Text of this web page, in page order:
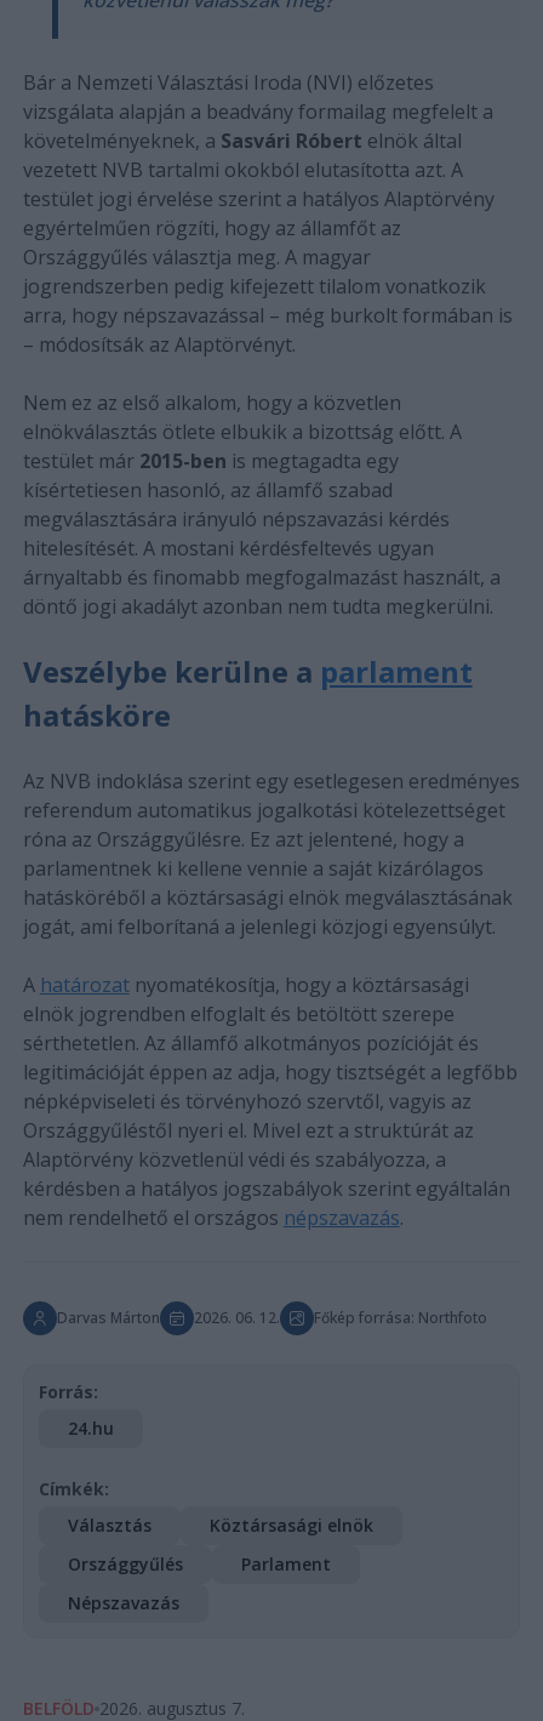
Bár a Nemzeti Választási Iroda (NVI) előzetes
vizsgálata alapján a beadvány formailag megfelelt a
követelményeknek, a Sasvári Róbert elnök által
vezetett NVB tartalmi okokból elutasította azt. A
testület jogi érvelése szerint a hatályos Alaptörvény
egyértelműen rögzíti, hogy az államfőt az
Országgyűlés választja meg. A magyar
jogrendszerben pedig kifejezett tilalom vonatkozik
arra, hogy népszavazással – még burkolt formában is
– módosítsák az Alaptörvényt.
Nem ez az első alkalom, hogy a közvetlen
elnökválasztás ötlete elbukik a bizottság előtt. A
testület már 2015-ben is megtagadta egy
kísértetiesen hasonló, az államfő szabad
megválasztására irányuló népszavazási kérdés
hitelesítését. A mostani kérdésfeltevés ugyan
árnyaltabb és finomabb megfogalmazást használt, a
döntő jogi akadályt azonban nem tudta megkerülni.
Veszélybe kerülne a parlament
hatásköre
Az NVB indoklása szerint egy esetlegesen eredményes
referendum automatikus jogalkotási kötelezettséget
róna az Országgyűlésre. Ez azt jelentené, hogy a
parlamentnek ki kellene vennie a saját kizárólagos
hatásköréből a köztársasági elnök megválasztásának
jogát, ami felborítaná a jelenlegi közjogi egyensúlyt.
A határozatnyomatékosítja, hogy a köztársasági
elnök jogrendben elfoglalt és betöltött szerepe
sérthetetlen. Az államfő alkotmányos pozícióját és
legitimációját éppen az adja, hogy tisztségét a legfőbb
népképviseleti és törvényhozó szervtől, vagyis az
Országgyűléstől nyeri el. Mivel ezt a struktúrát az
Alaptörvény közvetlenül védi és szabályozza, a
kérdésben a hatályos jogszabályok szerint egyáltalán
nem rendelhető el országos népszavazás.
Darvas Márton 2026. 06. 12. Főkép forrása: Northfoto
Forrás:
24.hu
Címkék:
Választás
Köztársasági elnök
Országgyűlés
Parlament
Népszavazás
BELFÖLD 2026. augusztus 7.